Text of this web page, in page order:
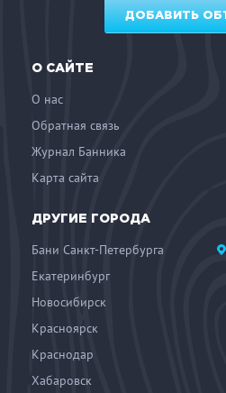
ДОБАВИТЬ
О САЙТЕ
О нас
Обратная связь
Журнал Банника
Карта сайта
ДРУГИЕ ГОРОДА
Бани Санкт-Петербурга
Екатеринбург
Новосибирск
Красноярск
Краснодар
Хабаровск